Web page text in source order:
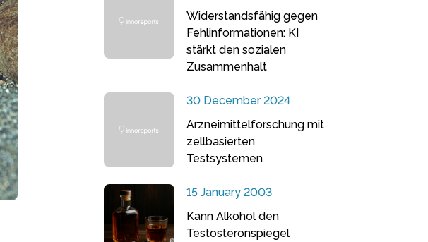
Widerstandsfähig gegen
Fehlinformationen: KI
stärkt den sozialen
Zusammenhalt
30 December 2024
Arzneimittelforschung mit
zellbasierten
Testsystemen
15 January 2003
Kann Alkohol den
Testosteronspiegel